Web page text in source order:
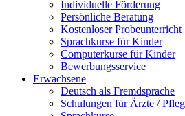
Individuelle Förderung
Persönliche Beratung
Kostenloser Probeunterricht
Sprachkurse für Kinder
Computerkurse für Kinder
Bewerbungsservice
Erwachsene
Deutsch als Fremdsprache
Schulungen für Ärzte /